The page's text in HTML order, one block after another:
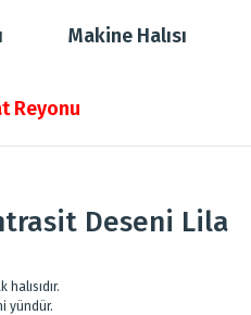
Makine Halısı
Reyonu
Deseni Lila
halısıdır.
yündür.